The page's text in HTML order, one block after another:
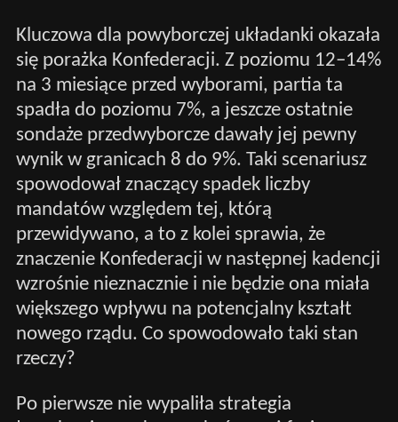
Kluczowa dla powyborczej układanki okazała
się porażka Konfederacji. Z poziomu 12–14%
na 3 miesiące przed wyborami, partia ta
spadła do poziomu 7%, a jeszcze ostatnie
sondaże przedwyborcze dawały jej pewny
wynik w granicach 8 do 9%. Taki scenariusz
spowodował znaczący spadek liczby
mandatów względem tej, którą
przewidywano, a to z kolei sprawia, że
znaczenie Konfederacji w następnej kadencji
wzrośnie nieznacznie i nie będzie ona miała
większego wpływu na potencjalny kształt
nowego rządu. Co spowodowało taki stan
rzeczy?
Po pierwsze nie wypaliła strategia